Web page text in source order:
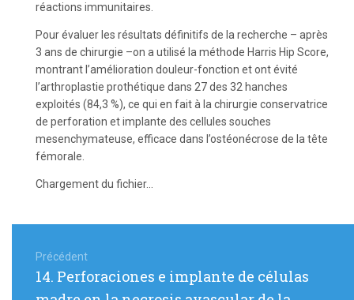
réactions immunitaires.
Pour évaluer les résultats définitifs de la recherche – après
3 ans de chirurgie –on a utilisé la méthode Harris Hip Score,
montrant l’amélioration douleur-fonction et ont évité
l’arthroplastie prothétique dans 27 des 32 hanches
exploités (84,3 %), ce qui en fait à la chirurgie conservatrice
de perforation et implante des cellules souches
mesenchymateuse, efficace dans l’ostéonécrose de la tête
fémorale.
Chargement du fichier...
dePrécédent
Article
14. Perforaciones e implante de células